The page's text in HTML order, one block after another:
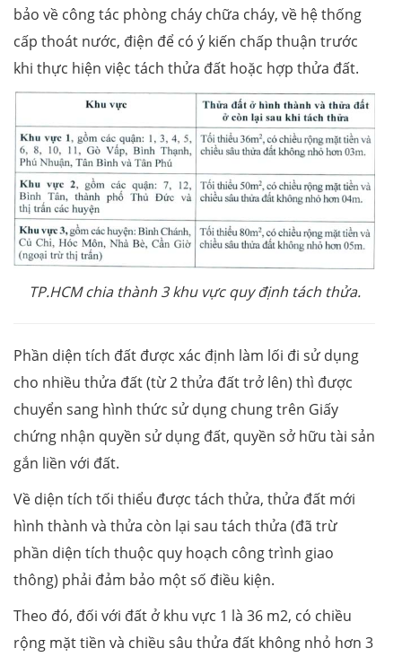
bảo về công tác phòng cháy chữa cháy, về hệ thống
cấp thoát nước, điện để có ý kiến chấp thuận trước
khi thực hiện việc tách thửa đất hoặc hợp thửa đất.
TP.HCM chia thành 3 khu vực quy định tách thửa.
Phần diện tích đất được xác định làm lối đi sử dụng
cho nhiều thửa đất (từ 2 thửa đất trở lên) thì được
chuyển sang hình thức sử dụng chung trên Giấy
chứng nhận quyền sử dụng đất, quyền sở hữu tài sản
gắn liền với đất.
Về diện tích tối thiểu được tách thửa, thửa đất mới
hình thành và thửa còn lại sau tách thửa (đã trừ
phần diện tích thuộc quy hoạch công trình giao
thông) phải đảm bảo một số điều kiện.
Theo đó, đối với đất ở khu vực 1 là 36 m2, có chiều
rộng mặt tiền và chiều sâu thửa đất không nhỏ hơn 3